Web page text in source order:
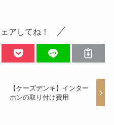
アしてね！
【ケーズデンキ】インター
ホンの取り付け費用